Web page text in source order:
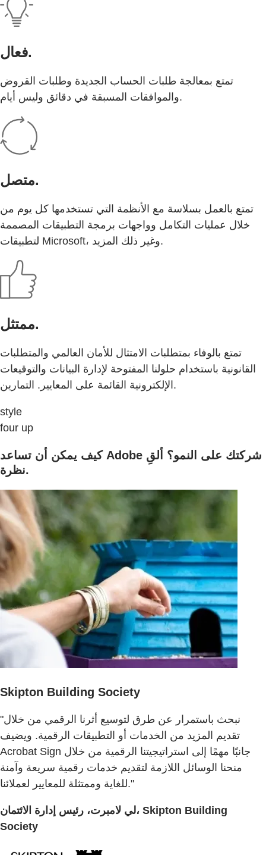
فعال.
تمتع بمعالجة طلبات الحساب الجديدة وطلبات القروض
والموافقات المسبقة في دقائق وليس أيام.
متصل.
تمتع بالعمل بسلاسة مع الأنظمة التي تستخدمها كل يوم من
خلال عمليات التكامل وواجهات برمجة التطبيقات المصممة
لتطبيقات Microsoft، وغير ذلك المزيد.
ممتثل.
تمتع بالوفاء بمتطلبات الامتثال للأمان العالمي والمتطلبات
القانونية باستخدام حلولنا المفتوحة لإدارة البيانات والتوقيعات
الإلكترونية القائمة على المعايير. التمارين.
style
four up
كيف يمكن أن تساعد Adobe شركتك على النمو؟ ألقِ
نظرة.
Skipton Building Society
"نبحث باستمرار عن طرق لتوسيع أثرنا الرقمي من خلال
تقديم المزيد من الخدمات أو التطبيقات الرقمية. ويضيف
Acrobat Sign جانبًا مهمًا إلى استراتيجيتنا الرقمية من خلال
منحنا الوسائل اللازمة لتقديم خدمات رقمية سريعة وآمنة
للغاية وممتثلة للمعايير لعملائنا."
لي لامبرت، رئيس إدارة الائتمان، Skipton Building
Society